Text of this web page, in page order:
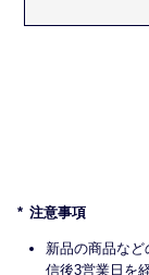
注意事項
新品の商品な
信後3営業日を